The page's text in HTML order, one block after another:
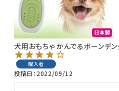
犬用おもちゃ かんでるボーンデン
購入者
投稿日 2022/09/12